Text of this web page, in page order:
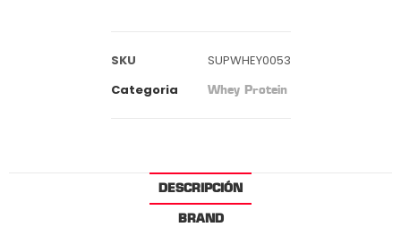
SKU
SUPWHEY0053
Categoria
Whey Protein
DESCRIPCIÓN
BRAND